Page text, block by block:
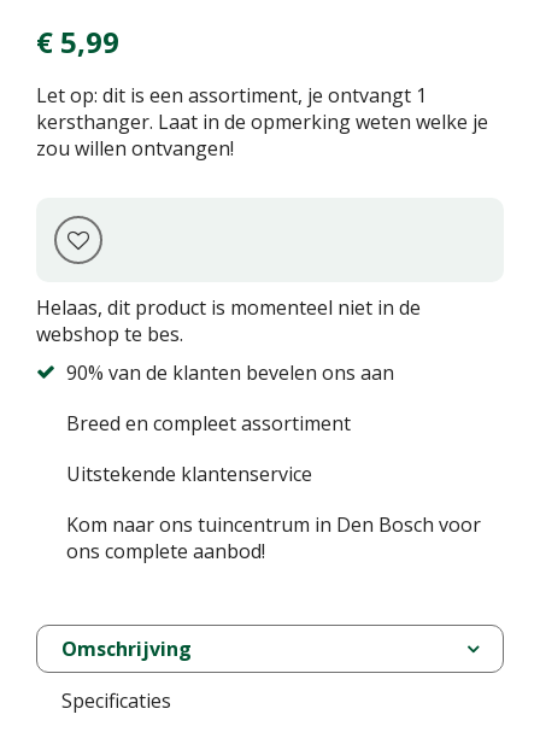
€ 5,99
Let op: dit is een assortiment, je ontvangt 1
kersthanger. Laat in de opmerking weten welke je
zou willen ontvangen!
Helaas, dit product is momenteel niet in de
webshop te bes.
90% van de klanten bevelen ons aan
Breed en compleet assortiment
Uitstekende klantenservice
Kom naar ons tuincentrum in Den Bosch voor
ons complete aanbod!
Omschrijving
Specificaties